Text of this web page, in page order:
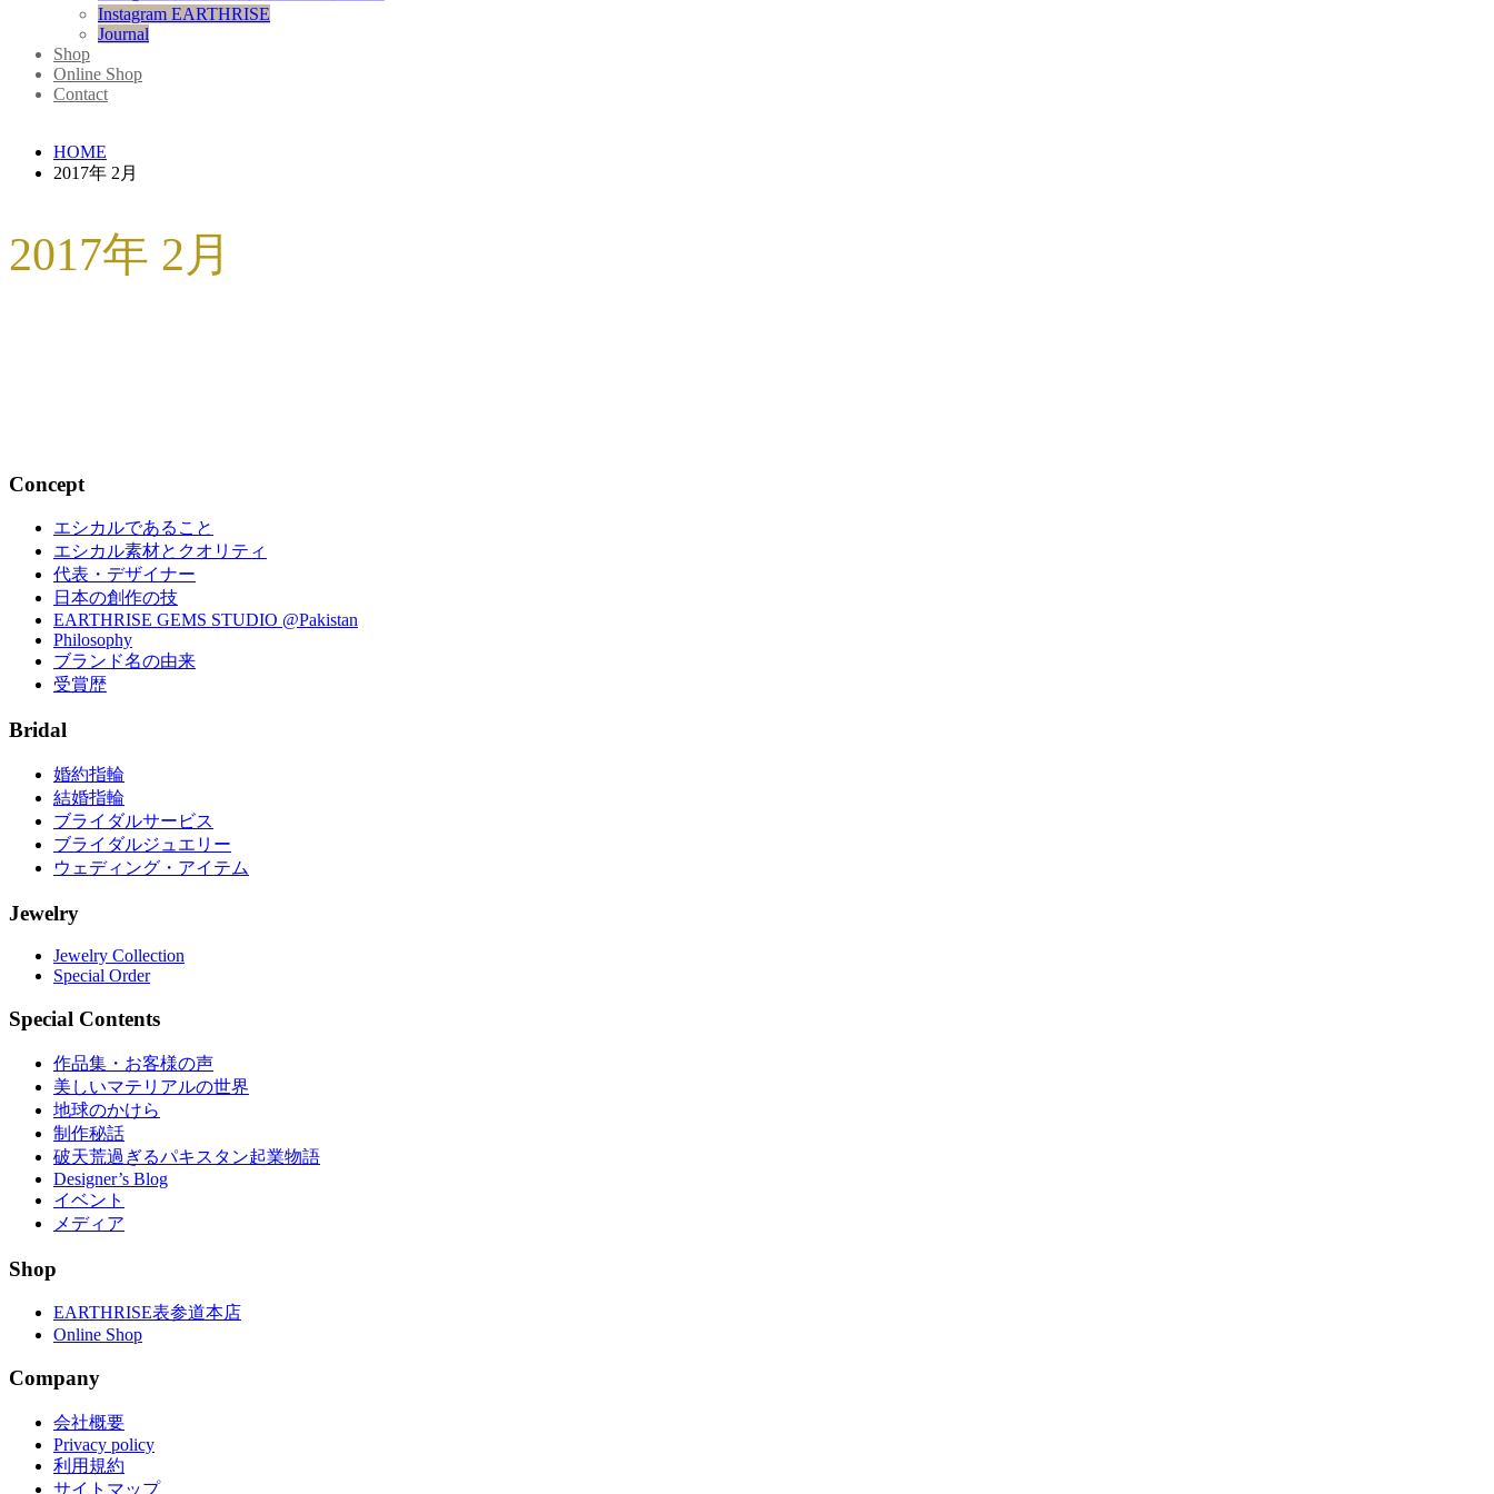
Instagram EARTHRISE
Journal
Shop
Online Shop
Contact
HOME
2017年 2月
2017年 2月
Concept
エシカルであること
エシカル素材とクオリティ
代表・デザイナー
日本の創作の技
EARTHRISE GEMS STUDIO @Pakistan
Philosophy
ブランド名の由来
受賞歴
Bridal
婚約指輪
結婚指輪
ブライダルサービス
ブライダルジュエリー
ウェディング・アイテム
Jewelry
Jewelry Collection
Special Order
Special Contents
作品集・お客様の声
美しいマテリアルの世界
地球のかけら
制作秘話
破天荒過ぎるパキスタン起業物語
Designer’s Blog
イベント
メディア
Shop
EARTHRISE表参道本店
Online Shop
Company
会社概要
Privacy policy
利用規約
サイトマップ